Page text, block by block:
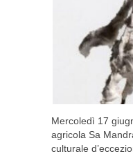
Mercoledì 17
agricola Sa
culturale